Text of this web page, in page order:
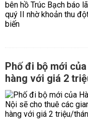
Phố đi bộ mới
hàng với giá 2